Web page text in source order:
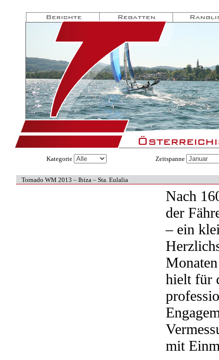
Kategorie Zeitspanne
Tornado WM 2013 – Ibiza – Sta. Eulalia
Nach
der
– ein
hielt für
mit